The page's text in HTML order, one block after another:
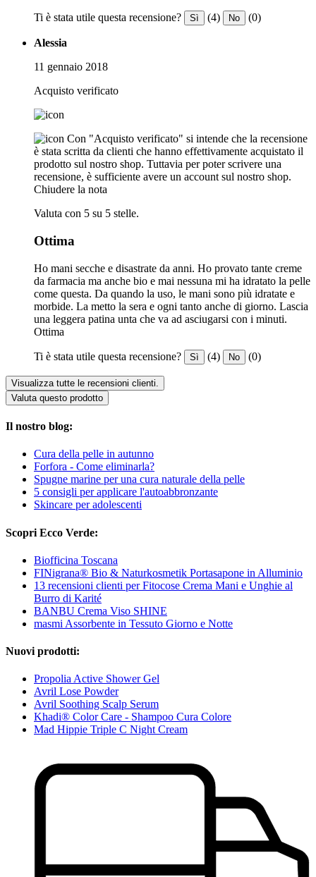
Ti è stata utile questa recensione? Sì (4) No (0)
Alessia
11 gennaio 2018
Acquisto verificato
Con "Acquisto verificato" si intende che la recensione
è stata scritta da clienti che hanno effettivamente acquistato il
prodotto sul nostro shop. Tuttavia per poter scrivere una
recensione, è sufficiente avere un account sul nostro shop.
Chiudere la nota
Valuta con 5 su 5 stelle.
Ottima
Ho mani secche e disastrate da anni. Ho provato tante creme
da farmacia ma anche bio e mai nessuna mi ha idratato la pelle
come questa. Da quando la uso, le mani sono più idratate e
morbide. La metto la sera e ogni tanto anche di giorno. Lascia
una leggera patina unta che va ad asciugarsi con i minuti.
Ottima
Ti è stata utile questa recensione? Sì (4) No (0)
Visualizza tutte le recensioni clienti.
Valuta questo prodotto
Il nostro blog:
Cura della pelle in autunno
Forfora - Come eliminarla?
Spugne marine per una cura naturale della pelle
5 consigli per applicare l'autoabbronzante
Skincare per adolescenti
Scopri Ecco Verde:
Biofficina Toscana
FINigrana® Bio & Naturkosmetik Portasapone in Alluminio
13 recensioni clienti per Fitocose Crema Mani e Unghie al
Burro di Karité
BANBU Crema Viso SHINE
masmi Assorbente in Tessuto Giorno e Notte
Nuovi prodotti:
Propolia Active Shower Gel
Avril Lose Powder
Avril Soothing Scalp Serum
Khadi® Color Care - Shampoo Cura Colore
Mad Hippie Triple C Night Cream